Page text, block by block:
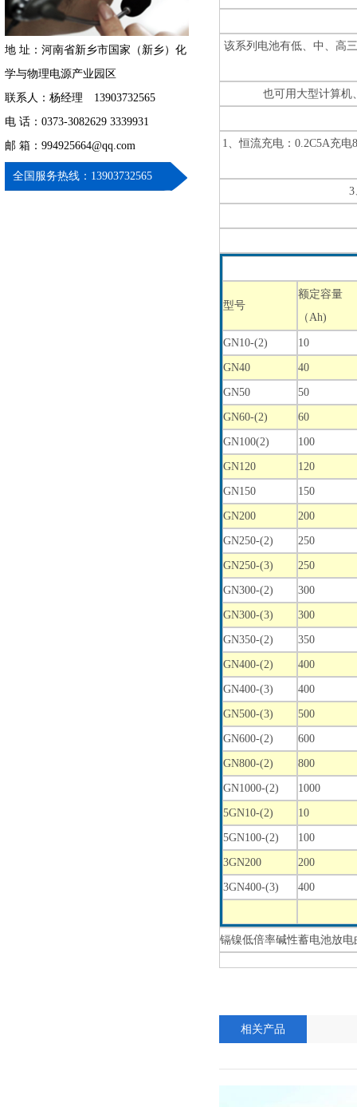
地 址：河南省新乡市国家（新乡）化
学与物理电源产业园区
联系人：杨经理 13903732565
电 话：0373-3082629 3339931
邮 箱：994925664@qq.com
全国服务热线：13903732565
该系列电池有低、中、高
也可用大型计算机
1、恒流充电：
3
型号
额定容量
（Ah)
GN10-(2) 10
GN40 40
GN50 50
GN60-(2) 60
GN100(2) 100
GN120 120
GN150 150
GN200 200
GN250-(2) 250
GN250-(3) 250
GN300-(2) 300
GN300-(3) 300
GN350-(2) 350
GN400-(2) 400
GN400-(3) 400
GN500-(3) 500
GN600-(2) 600
GN800-(2) 800
GN1000-(2) 1000
5GN10-(2) 10
5GN100-(2) 100
3GN200 200
3GN400-(3) 400
镉镍低倍率碱性
相关产品